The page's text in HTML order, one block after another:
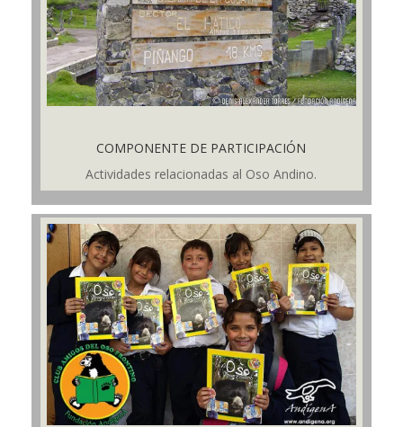
COMPONENTE DE PARTICIPACIÓN
Actividades relacionadas al Oso Andino.